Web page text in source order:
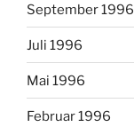
September 1996
Juli 1996
Mai 1996
Februar 1996